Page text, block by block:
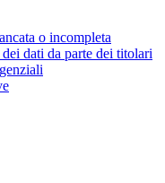
o incompleta
dati da parte dei titolari